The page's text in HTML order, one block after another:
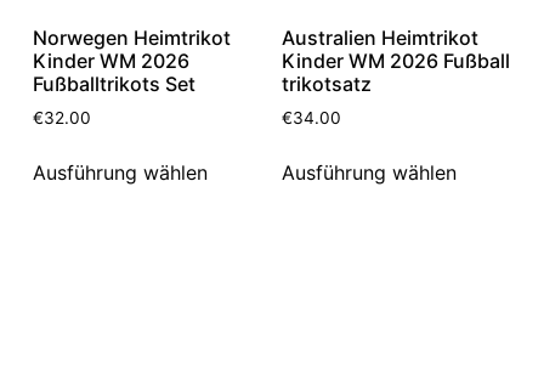
Norwegen Heimtrikot
Kinder WM 2026
Fußballtrikots Set
€32.00
Ausführung wählen
Australien Heimtrikot
Kinder WM 2026 Fußball
trikotsatz
€34.00
Ausführung wählen